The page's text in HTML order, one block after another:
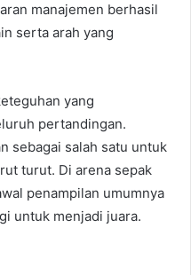
manajemen berhasil
serta arah yang
yang
pertandingan.
sebagai salah satu untuk
turut. Di arena sepak
penampilan umumnya
untuk menjadi juara.